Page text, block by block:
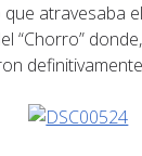
atravesaba
“Chorro”